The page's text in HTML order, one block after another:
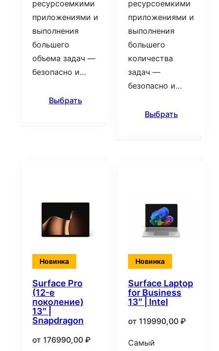
ресурсоемкими
приложениями и
выполнения
большего
объема задач —
безопасно и…
Выбрать
ресурсоемкими
приложениями и
выполнения
большего
количества
задач —
безопасно и…
Выбрать
Новинка
Surface Pro
(12-е
поколение)
13″ |
Snapdragon
от 176990,00 ₽
Новинка
Surface Laptop
for Business
13″ | Intel
от 119990,00 ₽
Самый